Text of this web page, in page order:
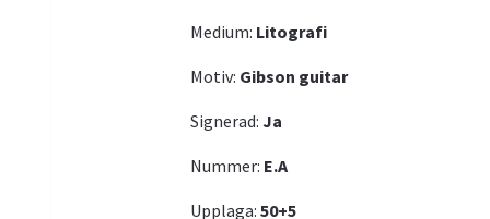
Medium: Litografi
Motiv: Gibson guitar
Signerad: Ja
Nummer: E.A
Upplaga: 50+5